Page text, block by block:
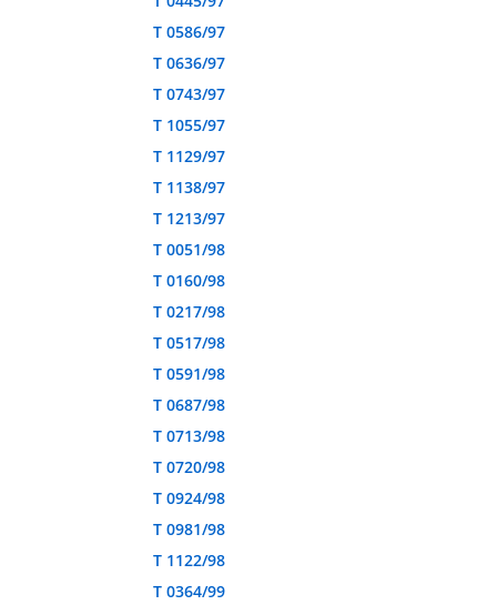
T 0586/97
T 0636/97
T 0743/97
T 1055/97
T 1129/97
T 1138/97
T 1213/97
T 0051/98
T 0160/98
T 0217/98
T 0517/98
T 0591/98
T 0687/98
T 0713/98
T 0720/98
T 0924/98
T 0981/98
T 1122/98
T 0364/99